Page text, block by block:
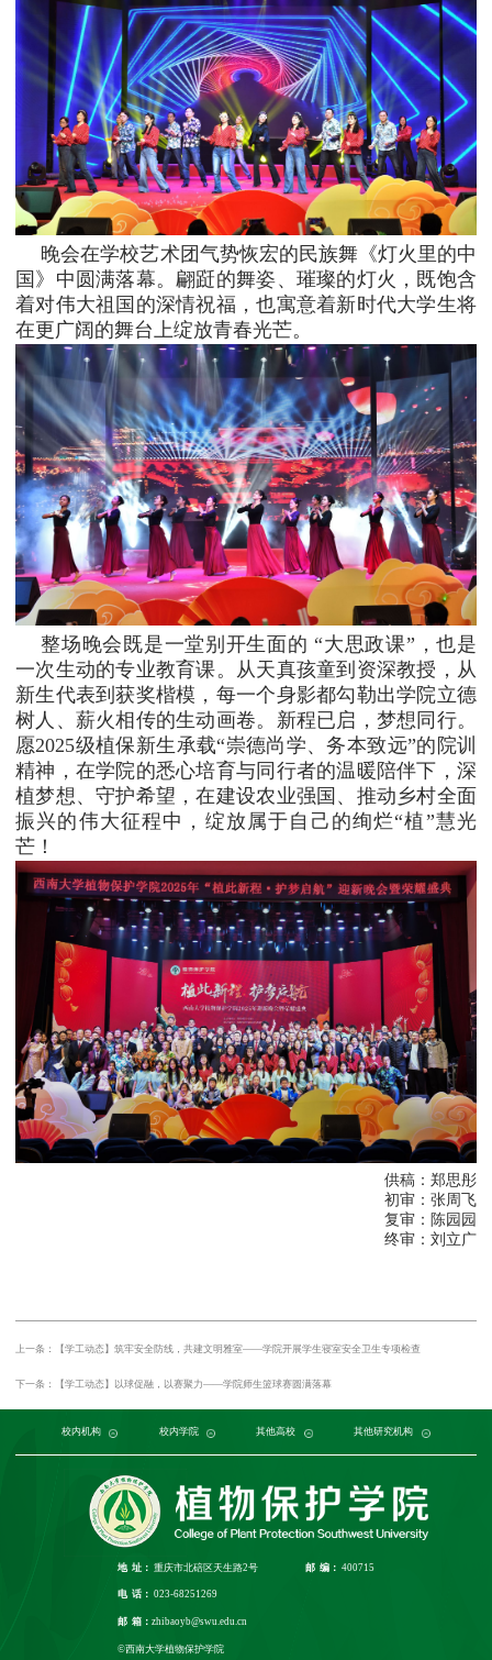
晚会在学校艺术团气势恢宏的民族舞《灯火里的中
国》中圆满落幕。翩跹的舞姿、璀璨的灯火，既饱含
着对伟大祖国的深情祝福，也寓意着新时代大学生将
在更广阔的舞台上绽放青春光芒。
整场晚会既是一堂别开生面的 “大思政课”，也是
一次生动的专业教育课。从天真孩童到资深教授，从
新生代表到获奖楷模，每一个身影都勾勒出学院立德
树人、薪火相传的生动画卷。新程已启，梦想同行。
愿2025级植保新生承载“崇德尚学、务本致远”的院训
精神，在学院的悉心培育与同行者的温暖陪伴下，深
植梦想、守护希望，在建设农业强国、推动乡村全面
振兴的伟大征程中，绽放属于自己的绚烂“植”慧光
芒！
供稿：郑思彤
初审：张周飞
复审：陈园园
终审：刘立广
上一条：【学工动态】筑牢安全防线，共建文明雅室——学院开展学生寝室安全卫生专项检查
下一条：【学工动态】以球促融，以赛聚力——学院师生篮球赛圆满落幕
校内机构
党委组织部 党委宣传部 发展规划与学科建设部 人力资源部 本科生院 研究生院 科学技术发展研究院
校内学院
农学与生物科技学院 园艺园林学院 生命科学学院 生物技术学院 资源环境学院
其他高校
中国农业大学 浙江大学 西北农林科技大学 南京农业大学 华中农业大学 华南农业大学 山西农业大学
其他研究机构
中国农业科学院植物保护研究所 中国科学院植物研究所 中国科学院 中国农业科学院 重庆市农业科学院
地 址： 重庆市北碚区天生路2号 邮 编： 400715
电 话： 023-68251269
邮 箱：zhibaoyb@swu.edu.cn
©西南大学植物保护学院